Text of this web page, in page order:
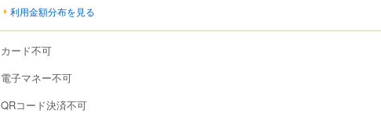
利用金額分布を見る
カード不可
電子マネー不可
QRコード決済不可